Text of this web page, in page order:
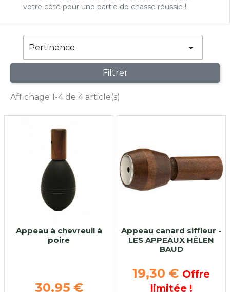
votre côté pour une partie de chasse réussie !
Pertinence 
Filtrer
Affichage 1-4 de 4 article(s)
Appeau à chevreuil à
poire
Prix de base
30,95 €
Appeau canard siffleur -
LES APPEAUX HÉLEN
BAUD
Prix de base
19,30 € Offre
limitée !